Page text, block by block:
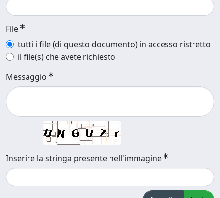
File
tutti i file (di questo documento) in accesso ristretto
il file(s) che avete richiesto
Messaggio
Inserire la stringa presente nell'immagine